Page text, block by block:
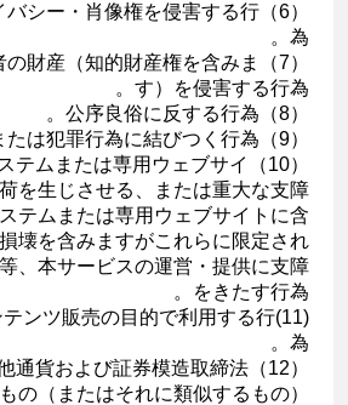
イバシー・肖像権を侵害する行
為。
者の財産（知的財産権を含みま
す）を侵害する行為。
（8）公序良俗に反する行為。
（9）犯罪行為または犯罪行為に結びつく行為。
システムまたは専用ウェブサイ
を生じさせる、または重大な支障
テムまたは専用ウェブサイトに含
壊を含みますがこれらに限定され
、本サービスの運営・提供に支障
をきたす行為。
テンツ販売の目的で利用する行
為。
の他通貨および証券模造取締法
の（またはそれに類似するもの）